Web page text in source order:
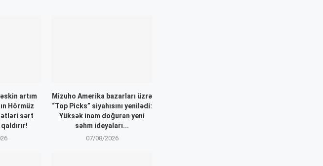
artım
Hörmüz
sərt
Mizuho Amerika bazarları üzrə
“Top Picks” siyahısını yenilədi:
Yüksək inam doğuran yeni
səhm ideyaları...
07/08/2026